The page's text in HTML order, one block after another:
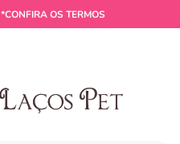
*CONFIRA OS TERMOS